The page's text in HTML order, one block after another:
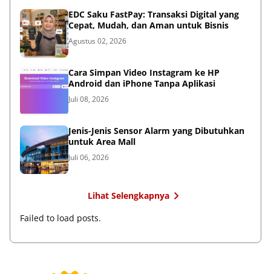
EDC Saku FastPay: Transaksi Digital yang
Cepat, Mudah, dan Aman untuk Bisnis
Agustus 02, 2026
Cara Simpan Video Instagram ke HP
Android dan iPhone Tanpa Aplikasi
Juli 08, 2026
Jenis-Jenis Sensor Alarm yang Dibutuhkan
untuk Area Mall
Juli 06, 2026
Lihat Selengkapnya
Failed to load posts.